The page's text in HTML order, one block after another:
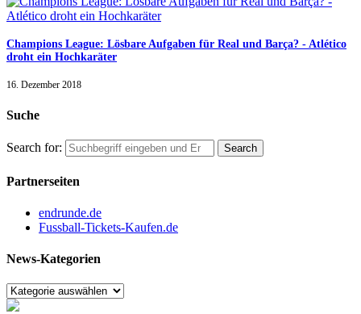
Champions League: Lösbare Aufgaben für Real und Barça? - Atlético
droht ein Hochkaräter
16. Dezember 2018
Suche
Search for:
Partnerseiten
endrunde.de
Fussball-Tickets-Kaufen.de
News-Kategorien